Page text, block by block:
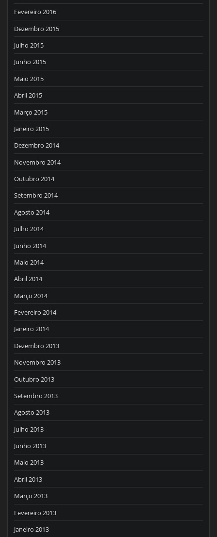
Fevereiro 2016
Dezembro 2015
Julho 2015
Junho 2015
Maio 2015
Abril 2015
Março 2015
Janeiro 2015
Dezembro 2014
Novembro 2014
Outubro 2014
Setembro 2014
Agosto 2014
Julho 2014
Junho 2014
Maio 2014
Abril 2014
Março 2014
Fevereiro 2014
Janeiro 2014
Dezembro 2013
Novembro 2013
Outubro 2013
Setembro 2013
Agosto 2013
Julho 2013
Junho 2013
Maio 2013
Abril 2013
Março 2013
Fevereiro 2013
Janeiro 2013